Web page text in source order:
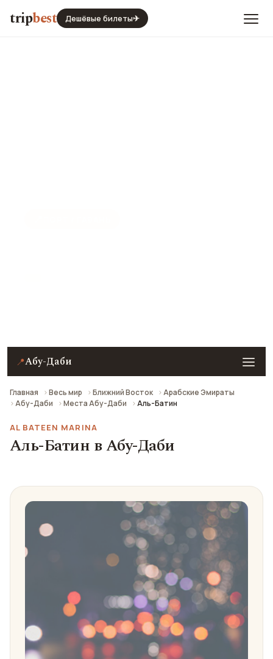
tripbest Дешёвые билеты✈
📍Абу-Даби
Главная Весь мир Ближний Восток
Арабские Эмираты
Абу-Даби
Места Абу-Даби Аль-Батин
AL BATEEN MARINA
Аль-Батин в Абу-Даби